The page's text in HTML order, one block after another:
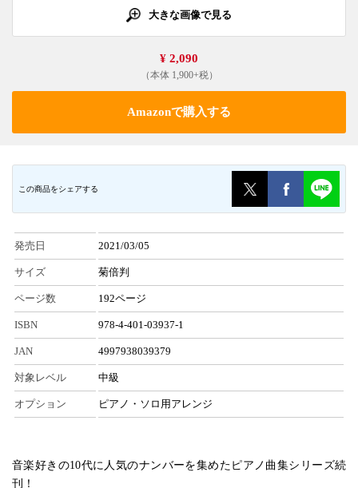
大きな画像で見る
¥ 2,090
（本体 1,900+税）
Amazonで購入する
この商品をシェアする
発売日 2021/03/05
サイズ 菊倍判
ページ数 192ページ
ISBN 978-4-401-03937-1
JAN 4997938039379
対象レベル 中級
オプション ピアノ・ソロ用アレンジ
音楽好きの10代に人気のナンバーを集めたピアノ曲集シリーズ続
刊！